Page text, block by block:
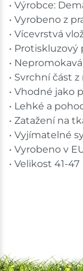
• Výrobce:
• Vyrobeno z
• Vícevrstvá
•
•
• Svrchní část
• Vhodné jako
• Lehké a
• Zatažení na
• Vyjímatelné
• Vyrobeno v
• Velikost 41-47